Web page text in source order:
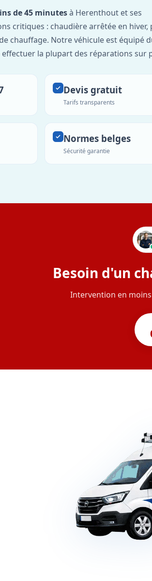
de 45 minutesà Herenthout et ses
critiques : chaudière arrêtée en hiver,
chauffage. Notre véhicule est équipé
la plupart des réparations sur
Devis gratuit
Tarifs transparents
Normes belges
Sécurité garantie
Besoin d'un
Intervention en